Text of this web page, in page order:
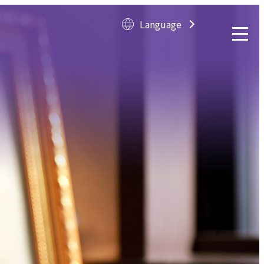
Language